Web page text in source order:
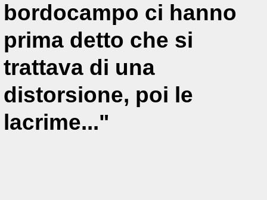
bordocampo ci hanno
prima detto che si
trattava di una
distorsione, poi le
lacrime..."